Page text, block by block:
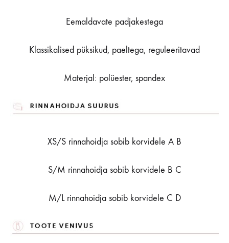
Eemaldavate padjakestega
Klassikalised püksikud, paeltega, reguleeritavad
Materjal: polüester, spandex
XS/S rinnahoidja sobib korvidele A B
S/M rinnahoidja sobib korvidele B C
M/L rinnahoidja sobib korvidele C D